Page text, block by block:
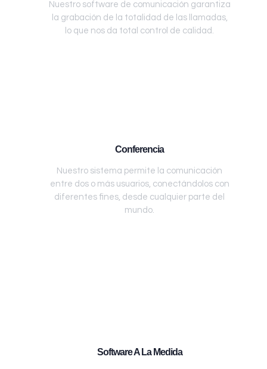
Nuestro software de comunicación garantiza
la grabación de la totalidad de las llamadas,
lo que nos da total control de calidad.
Conferencia
Nuestro sistema permite la comunicación
entre dos o más usuarios, conectándolos con
diferentes fines, desde cualquier parte del
mundo.
Software A La Medida